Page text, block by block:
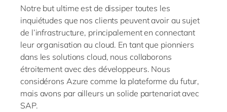
Notre but ultime est de dissiper toutes les
inquiétudes que nos clients peuvent avoir au sujet
de l’infrastructure, principalement en connectant
leur organisation au cloud. En tant que pionniers
dans les solutions cloud, nous collaborons
étroitement avec des développeurs. Nous
considérons Azure comme la plateforme du futur,
mais avons par ailleurs un solide partenariat avec
SAP.